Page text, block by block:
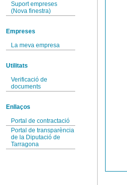
Suport empreses
(Nova finestra)
Empreses
La meva empresa
Utilitats
Verificació de
documents
Enllaços
Portal de contractació
Portal de transparència
de la Diputació de
Tarragona